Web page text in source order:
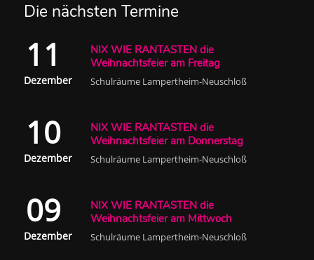
Die nächsten Termine
11
Dezember
NIX WIE RANTASTEN die
Weihnachtsfeier am Freitag
Schulräume Lampertheim-Neuschloß
10
Dezember
NIX WIE RANTASTEN die
Weihnachtsfeier am Donnerstag
Schulräume Lampertheim-Neuschloß
09
Dezember
NIX WIE RANTASTEN die
Weihnachtsfeier am Mittwoch
Schulräume Lampertheim-Neuschloß